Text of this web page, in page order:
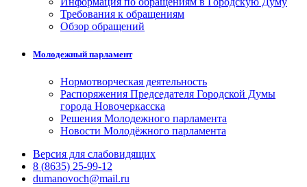
Требования к обращениям
Обзор обращений
Молодежный парламент
Нормотворческая деятельность
Распоряжения Председателя Городской Думы
города Новочеркасска
Решения Молодежного парламента
Новости Молодёжного парламента
Версия для слабовидящих
8 (8635) 25-99-12
dumanovoch@mail.ru